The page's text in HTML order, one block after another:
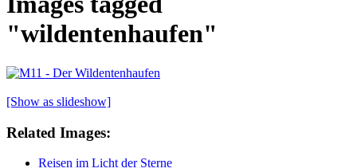
"wildentenhaufen"
[Show as slideshow]
Related Images:
Reisen im Licht der Sterne